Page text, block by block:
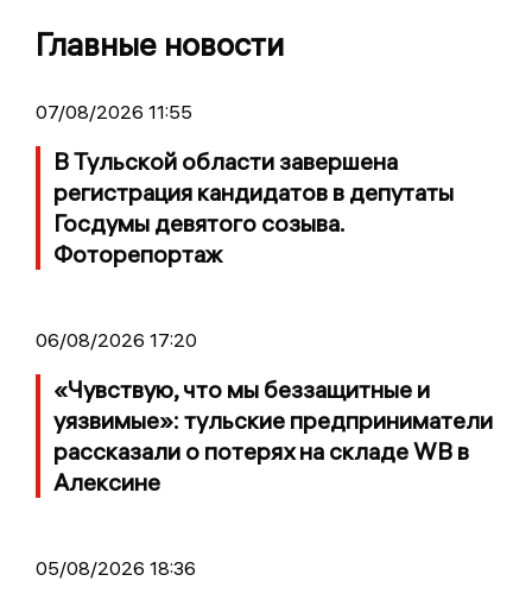
Главные новости
07/08/2026 11:55
В Тульской области завершена
регистрация кандидатов в депутаты
Госдумы девятого созыва.
Фоторепортаж
06/08/2026 17:20
«Чувствую, что мы беззащитные и
уязвимые»: тульские предприниматели
рассказали о потерях на складе WB в
Алексине
05/08/2026 18:36